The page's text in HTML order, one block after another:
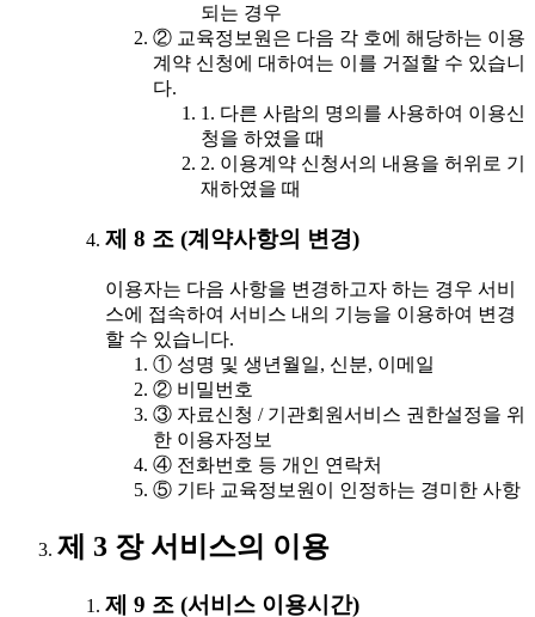
되는 경우
② 교육정보원은 다음 각 호에 해당하는 이용
계약 신청에 대하여는 이를 거절할 수 있습니
다.
1. 다른 사람의 명의를 사용하여 이용신
청을 하였을 때
2. 이용계약 신청서의 내용을 허위로 기
재하였을 때
제 8 조 (계약사항의 변경)
이용자는 다음 사항을 변경하고자 하는 경우 서비
스에 접속하여 서비스 내의 기능을 이용하여 변경
할 수 있습니다.
① 성명 및 생년월일, 신분, 이메일
② 비밀번호
③ 자료신청 / 기관회원서비스 권한설정을 위
한 이용자정보
④ 전화번호 등 개인 연락처
⑤ 기타 교육정보원이 인정하는 경미한 사항
제 3 장 서비스의 이용
제 9 조 (서비스 이용시간)